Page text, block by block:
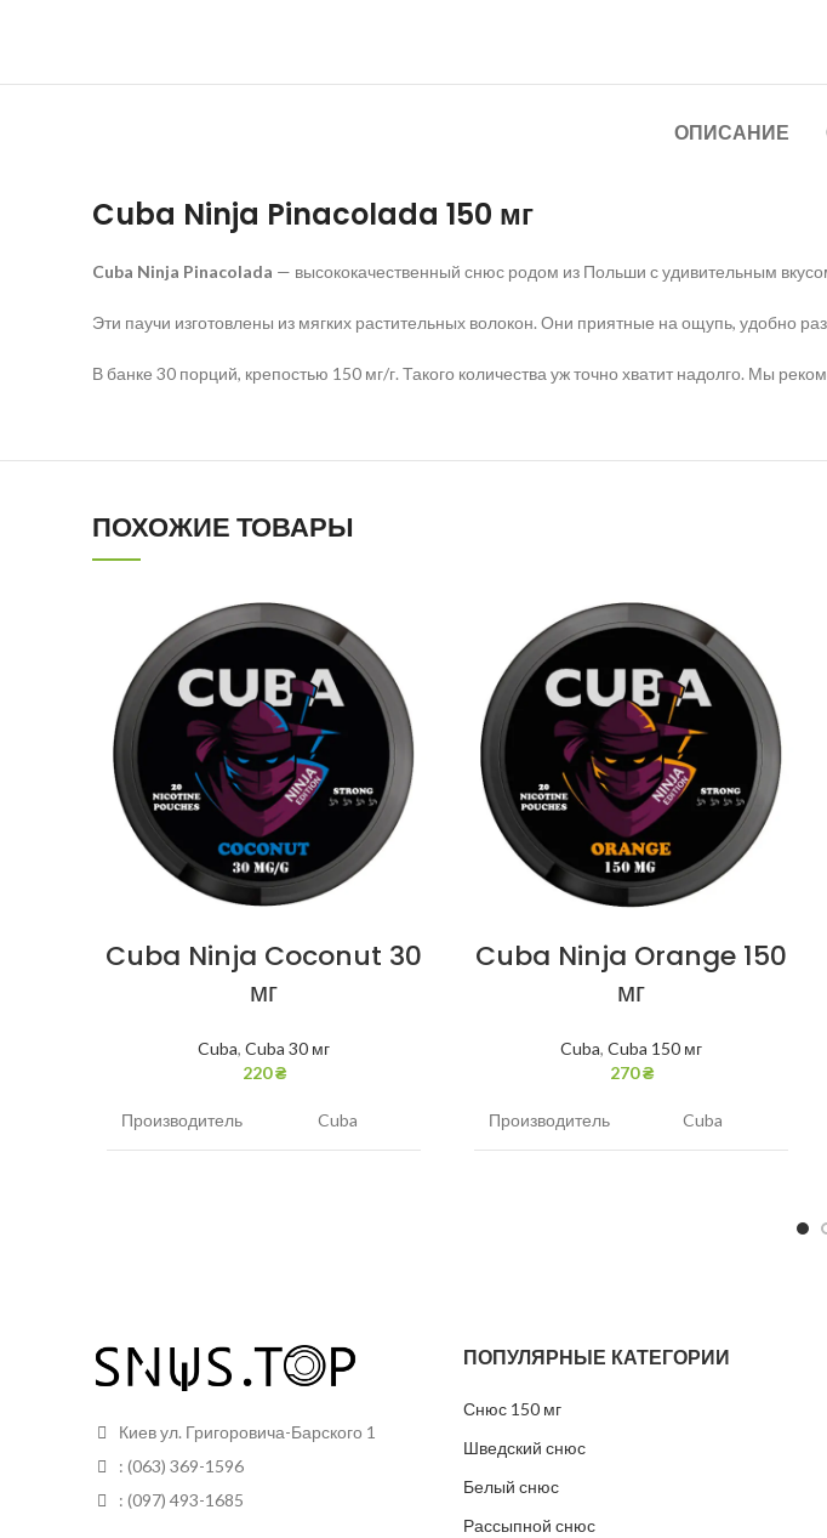
ОПИСАНИЕ
Cuba Ninja Pinacolada 150 мг
Cuba Ninja Pinacolada — высококачественный снюс родом из Польши с удивительным
Эти паучи изготовлены из мягких растительных волокон. Они приятные на ощупь, удобно
В банке 30 порций, крепостью 150 мг/г. Такого количества уж точно хватит надолго. Мы
ПОХОЖИЕ ТОВАРЫ
Cuba Ninja Coconut 30
мг
Cuba, Cuba 30 мг
220₴
Производитель Cuba
Размер пакетиков Тонкие
Грамм в банке 15 грамм
Cuba Ninja Orange 150
мг
Cuba, Cuba 150 мг
270₴
Производитель Cuba
Размер пакетиков Тонкие
Пакетиков
Киев ул. Григоровича-Барского 1
: (063) 369-1596
: (097) 493-1685
ПОПУЛЯРНЫЕ КАТЕГОРИИ
Снюс 150 мг
Шведский снюс
Белый снюс
Рассыпной снюс